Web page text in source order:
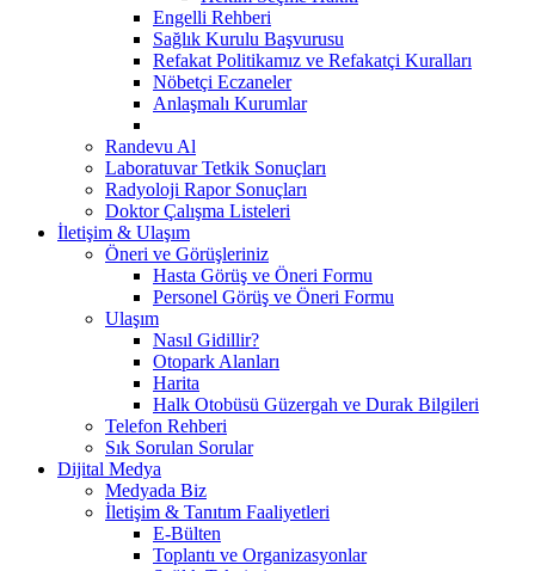
Engelli Rehberi
Sağlık Kurulu Başvurusu
Refakat Politikamız ve Refakatçi Kuralları
Nöbetçi Eczaneler
Anlaşmalı Kurumlar
Randevu Al
Laboratuvar Tetkik Sonuçları
Radyoloji Rapor Sonuçları
Doktor Çalışma Listeleri
İletişim & Ulaşım
Öneri ve Görüşleriniz
Hasta Görüş ve Öneri Formu
Personel Görüş ve Öneri Formu
Ulaşım
Nasıl Gidillir?
Otopark Alanları
Harita
Halk Otobüsü Güzergah ve Durak Bilgileri
Telefon Rehberi
Sık Sorulan Sorular
Dijital Medya
Medyada Biz
İletişim & Tanıtım Faaliyetleri
E-Bülten
Toplantı ve Organizasyonlar